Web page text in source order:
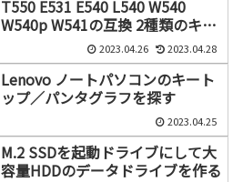
T550 E531 E540 L540 W540
W540p W541の互換 2種類のキー
2023.04.26 2023.04.28
Lenovo ノートパソコンのキート
ップ／パンタグラフを探す
2023.04.25
M.2 SSDを起動ドライブにして大
容量HDDのデータドライブを作る